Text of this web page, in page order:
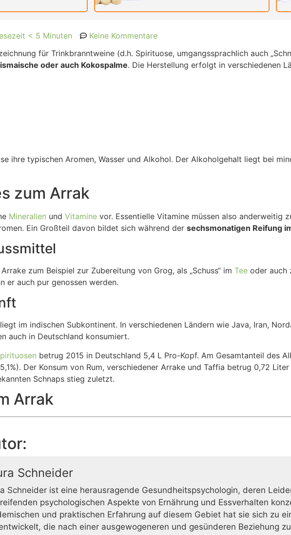
< 5 Minuten
Keine Kommentare
für Trinkbranntweine (d.h. Spirituose, umgangssprachlich auch
oder auch Kokospalme. Die Herstellung erfolgt in verschiedenen
ihre typischen Aromen, Wasser und Alkohol. Der Alkoholgehalt liegt bei
zum Arrak
Mineralien und Vitamine vor. Essentielle Vitamine müssen also anderweitig
Ein Großteil davon bildet sich während der sechsmonatigen Reifung
zum Beispiel zur Zubereitung von Grog, als „Schuss“ im Tee oder auch
er auch pur genossen werden.
im indischen Subkontinent. In verschiedenen Ländern wie Java, Iran,
auch in Deutschland konsumiert.
betrug 2015 in Deutschland 5,4 L Pro-Kopf. Am Gesamtanteil des
Der Konsum von Rum, verschiedener Arrake und Taffia betrug 0,72
Schnaps stieg zuletzt.
Arrak
Schneider
Schneider ist eine herausragende Gesundheitspsychologin, deren
psychologischen Aspekte von Ernährung und Essverhalten
und praktischen Erfahrung auf diesem Gebiet hat sie sich zu
die nach einer ausgewogeneren und gesünderen Beziehung